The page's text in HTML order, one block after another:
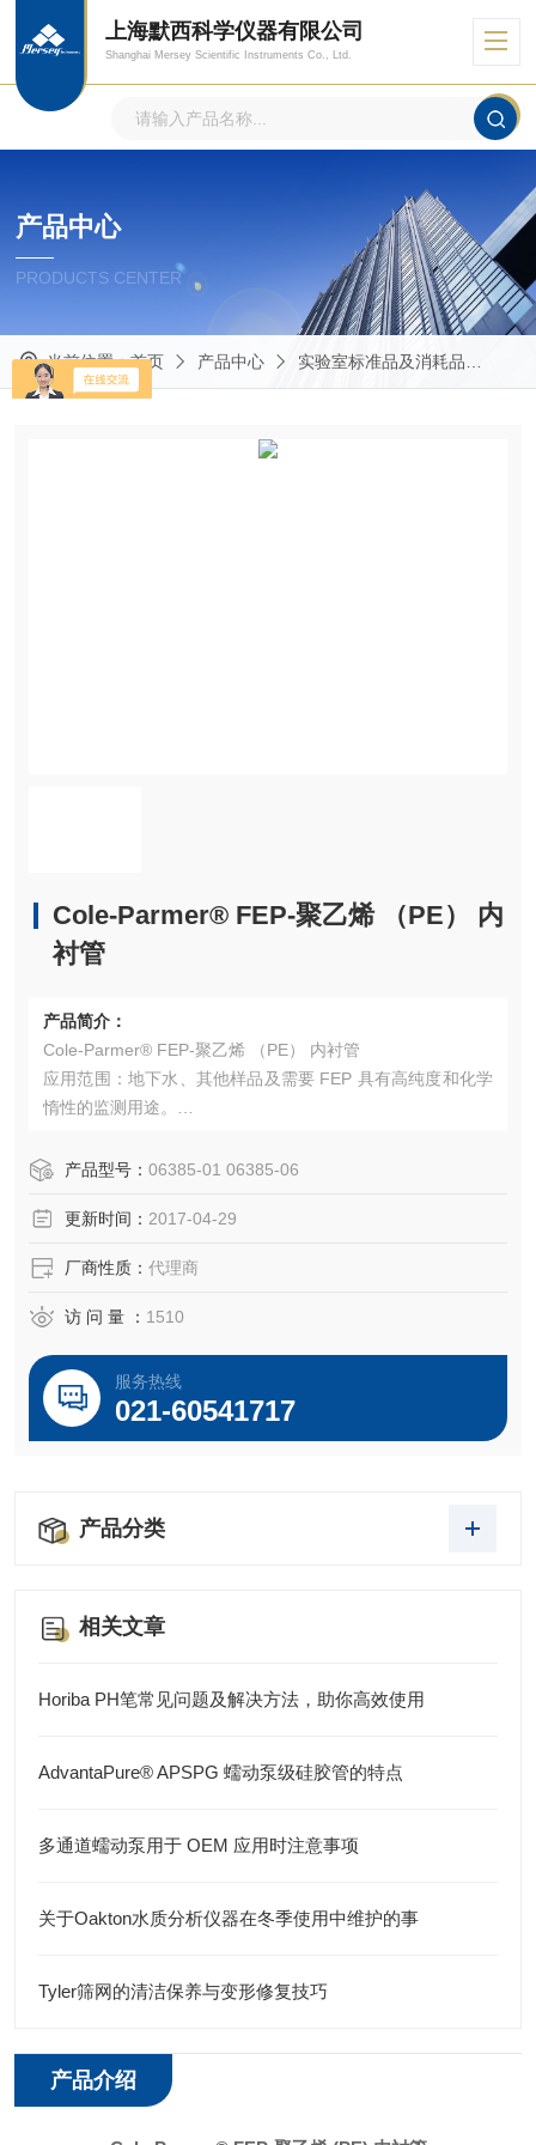
上海默西科学仪器有限公司
Shanghai Mersey Scientific Instruments Co., Ltd.
产品中心
PRODUCTS CENTER
当前位置：首页 产品中心 实验室标准品及消耗品
Cole-Parmer® FEP-聚乙烯 （PE） 内
衬管
产品简介：
Cole-Parmer® FEP-聚乙烯 （PE） 内衬管
应用范围：地下水、其他样品及需要 FEP 具有高纯度和化学
惰性的监测用途。
硬，但在低温下可弯曲。半透明。
温度范围：-100 至 175°F（-73 至 80°C）
产品型号： 06385-01 06385-06
更新时间： 2017-04-29
厂商性质： 代理商
访 问 量 ： 1510
服务热线
021-60541717
产品分类
相关文章
Horiba PH笔常见问题及解决方法，助你高效使用
AdvantaPure® APSPG 蠕动泵级硅胶管的特点
多通道蠕动泵用于 OEM 应用时注意事项
关于Oakton水质分析仪器在冬季使用中维护的事
Tyler筛网的清洁保养与变形修复技巧
产品介绍